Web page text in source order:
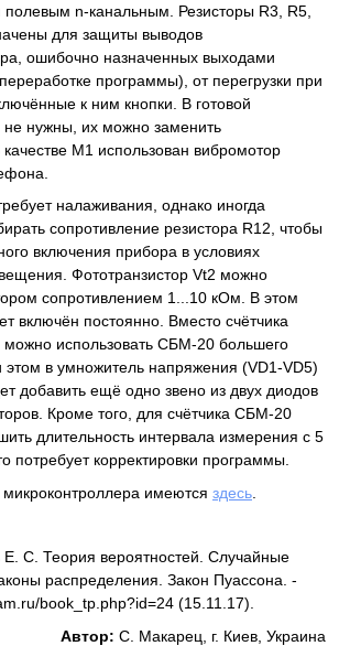
полевым n-канальным. Резисторы R3, R5,
для защиты выводов
ошибочно назначенных выходами
программы), от перегрузки при
к ним кнопки. В готовой
не нужны, их можно заменить
M1 использован вибромотор
налаживания, однако иногда
сопротивление резистора R12, чтобы
включения прибора в условиях
Фототранзистор Vt2 можно
сопротивлением 1...10 кОм. В этом
включён постоянно. Вместо счётчика
использовать СБМ-20 большего
в умножитель напряжения (VD1-VD5)
добавить ещё одно звено из двух диодов
Кроме того, для счётчика СБМ-20
длительность интервала измерения с 5
потребует корректировки программы.
имеются здесь
Е. С. Теория вероятностей. Случайные
распределения. Закон Пуассона. -
book_tp.php?id=24 (15.11.17).
Автор: С. Макарец, г. Киев, Украина